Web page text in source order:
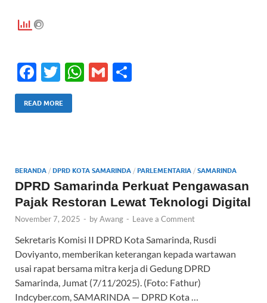
F
ac
e
o
k
T
w
itt
W
p
p
G
READ MORE
BERANDA / DPRD KOTA SAMARINDA / PARLEMENTARIA / SAMARINDA
DPRD Samarinda Perkuat Pengawasan
Pajak Restoran Lewat Teknologi Digital
November 7, 2025 - byAwang - Leave a Comment
Sekretaris Komisi II DPRD Kota Samarinda, Rusdi
Doviyanto, memberikan keterangan kepada wartawan
usai rapat bersama mitra kerja di Gedung DPRD
Samarinda, Jumat (7/11/2025). (Foto: Fathur)
Indcyber.com, SAMARINDA — DPRD Kota …